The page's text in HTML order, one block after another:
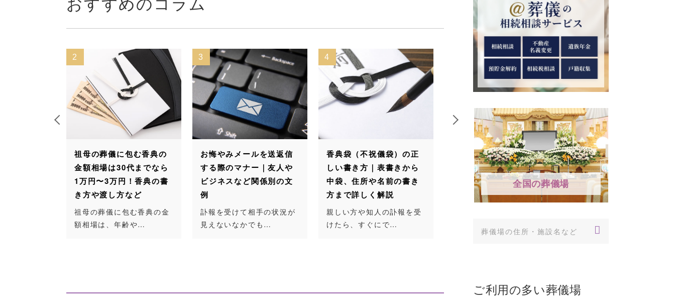
おすすめのコラム
お悔やみメールを送返信
する際のマナー｜友人や
ビジネスなど関係別の文
例
訃報を受けて相手の状況が
見えないなかでも…
4
香典袋（不祝儀袋）の正
しい書き方｜表書きから
中袋、住所や名前の書き
親しい方や知人の訃報を受
けたら、すぐにで…
5
敬称の一つである御母堂
｜御丈母・御尊父・御岳
父も解説
御母堂は「ごぼどう」と読
みます。漢字から…
チベット仏教で行われる
鳥葬は日本でもできる？
鳥葬を行う理由を解説！
日本では主に火葬を行いま
7
洗礼とはキリスト教
仰を表明するための
｜洗礼の種類や受け
メリットなどを詳し
「洗礼」とは水による
全国の葬儀場
ご利用の多い葬儀場